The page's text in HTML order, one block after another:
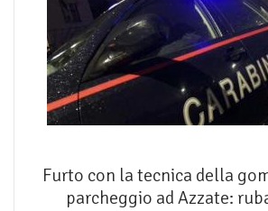
Furto con la tecnica della
parcheggio ad Azzate: